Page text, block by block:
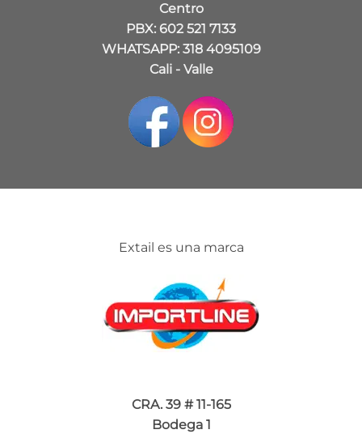
Centro
PBX: 602 521 7133
WHATSAPP: 318 4095109
Cali - Valle
Extail es una marca
CRA. 39 # 11-165
Bodega 1